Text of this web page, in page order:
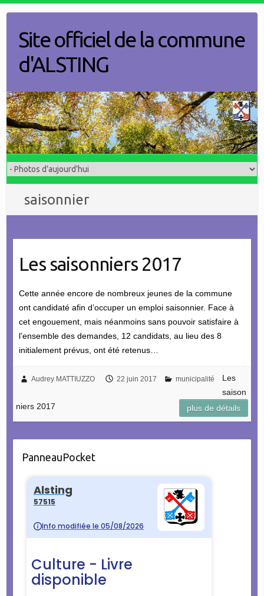
contentSite officiel de la commune
d'ALSTING
saisonnier
Les saisonniers 2017
Cette année encore de nombreux jeunes de la commune
ont candidaté afin d’occuper un emploi saisonnier. Face à
cet engouement, mais néanmoins sans pouvoir satisfaire à
l’ensemble des demandes, 12 candidats, au lieu des 8
initialement prévus, ont été retenus…
Audrey MATTIUZZO 22 juin 2017 municipalité
Les
saison
niers 2017
plus de détails
PanneauPocket